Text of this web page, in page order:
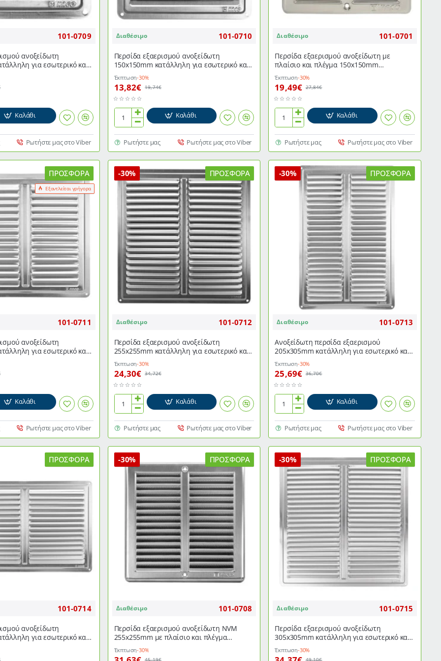
101-0709
ανοξείδωτη
για εσωτερικό και
Καλάθι
Ρωτήστε μας στο Viber
Διαθέσιμο 101-0710
Περσίδα εξαερισμού ανοξείδωτη
150x150mm κατάλληλη για εσωτερικό και
εξωτερικό χώρο
Έκπτωση-30%
13,82€ 19,74€
Περσίδα
ανοξείδωτη
150x150mm
κατάλληλη
για
εσωτερικό
εξωτερικό
χώρο
Καλάθι
Ρωτήστε μας Ρωτήστε μας στο Viber
Διαθέσιμο 101-0701
Περσίδα εξαερισμού ανοξείδωτη με
πλαίσιο και πλέγμα 150x150mm
εσωτερικής και εξωτερικής τοποθέτησης
Έκπτωση-30%
19,49€ 27,84€
Περσίδα
ανοξείδωτη
με
πλαίσιο
και
πλέγμα
150x150mm
εσωτερικής
εξωτερικής
τοποθέτησης
Καλάθι
Ρωτήστε μας Ρωτήστε μας στο Viber
ΠΡΟΣΦΟΡΆ
Εξαντλείται γρήγορα
101-0711
ανοξείδωτη
για εσωτερικό και
Καλάθι
Ρωτήστε μας στο Viber
ΠΡΟΣΦΟΡΆ
-30%
Διαθέσιμο 101-0712
Περσίδα εξαερισμού ανοξείδωτη
255x255mm κατάλληλη για εσωτερικό και
εξωτερικό χώρο
Έκπτωση-30%
24,30€ 34,72€
Περσίδα
ανοξείδωτη
255x255mm
κατάλληλη
για
εσωτερικό
εξωτερικό
Καλάθι
Ρωτήστε μας Ρωτήστε μας στο Viber
ΠΡΟΣΦΟΡΆ
-30%
Διαθέσιμο 101-0713
Ανοξείδωτη περσίδα εξαερισμού
205x305mm κατάλληλη για εσωτερικό και
εξωτερικό χώρο
Έκπτωση-30%
25,69€ 36,70€
Ανοξείδωτη
εξαερισμού
205x305mm
κατάλληλη
για
εσωτερικό
εξωτερικό
χώρο
Καλάθι
Ρωτήστε μας Ρωτήστε μας στο Viber
ΠΡΟΣΦΟΡΆ
101-0714
ανοξείδωτη
για εσωτερικό και
ΠΡΟΣΦΟΡΆ
-30%
Διαθέσιμο 101-0708
Περσίδα εξαερισμού ανοξείδωτη NVM
255x255mm με πλαίσιο και πλέγμα
Έκπτωση-30%
45,19€
ΠΡΟΣΦΟΡΆ
-30%
Διαθέσιμο 101-0715
Περσίδα εξαερισμού ανοξείδωτη
305x305mm κατάλληλη για εσωτερικό και
Έκπτωση-30%
49,10€